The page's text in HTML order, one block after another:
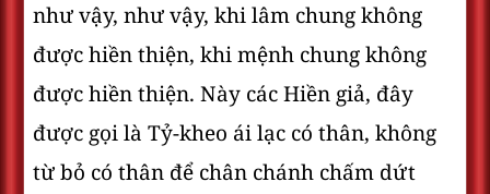
như vậy, như vậy, khi lâm chung không
được hiền thiện, khi mệnh chung không
được hiền thiện. Này các Hiền giả, đây
được gọi là Tỷ-kheo ái lạc có thân, không
từ bỏ có thân để chân chánh chấm dứt